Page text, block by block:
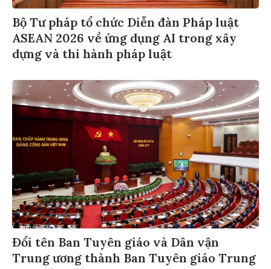
Bộ Tư pháp tổ chức Diễn đàn Pháp luật
ASEAN 2026 về ứng dụng AI trong xây
dựng và thi hành pháp luật
Đổi tên Ban Tuyên giáo và Dân vận
Trung ương thành Ban Tuyên giáo Trung